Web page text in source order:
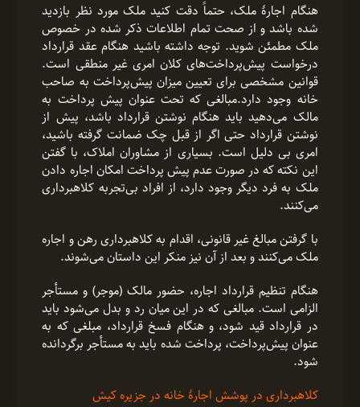
هنگام اجارۀ ملک، حتماً دقت کنید ملک مورد نظر بازدید
شده باشد و از صحت تمام اطلاعات ذکر شده در خصوص
ملک مطمئن شوید. توجه داشته باشید هنگام عقد قرارداد
درخواست پیش‌پرداخت‌های کلان امری غیر منطقی است.
قوانین مشخصی برای تعیین میزان پیش‌پرداخت به صاحب
خانه وجود دارد.مبالغی که تحت عنوان پیش پرداخت به
مالک می‌دهید باید هنگام نوشتن قرارداد باشد، پیش از
نوشتن قرارداد حتی اگر از قبل چک ضمانت گرفته باشید،
امری بی دلیل است. بسیاری از مشاوران املاک، با گفتن
این نکته که در صورت عدم پیش پرداخت امکان اجاره دادن
ملک به فرد دیگر وجود دارد، از افراد بی‌تجربه کلاهبرداری
می‌کنند.
با گرفتن مبالغ غیر قانونی، اقدام به کلاهبرداری رهن و اجاره
ملک می‌کنند و بعد از آن نیز منکر این داستان می‌شوند.
هنگام تنظیم قرارداد اجاره، حضور مالک (موجر) و مستأجر
الزامی است. مبالغی که در این میان رد و بدل می‌شود باید
در قرارداد قید شود، و هنگام فسخ قرارداد، مبلغی که به
عنوان پیش‌پرداخت، پرداخت شده باید به مستأجر برگردانده
شود.
کلاهبرداری در پوشش اجارۀ خانه در جزیره کیش